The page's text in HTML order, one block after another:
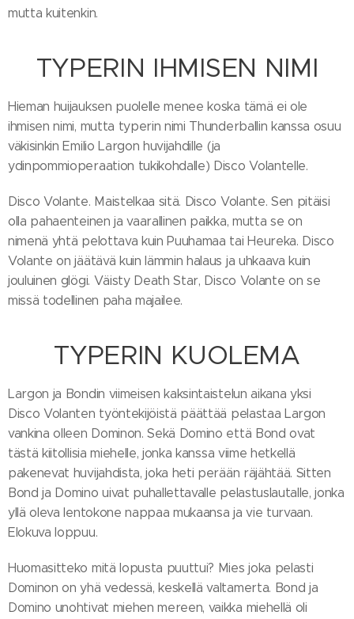
mutta kuitenkin.
TYPERIN IHMISEN NIMI
Hieman huijauksen puolelle menee koska tämä ei ole
ihmisen nimi, mutta typerin nimi Thunderballin kanssa osuu
väkisinkin Emilio Largon huvijahdille (ja
ydinpommioperaation tukikohdalle) Disco Volantelle.
Disco Volante. Maistelkaa sitä. Disco Volante. Sen pitäisi
olla pahaenteinen ja vaarallinen paikka, mutta se on
nimenä yhtä pelottava kuin Puuhamaa tai Heureka. Disco
Volante on jäätävä kuin lämmin halaus ja uhkaava kuin
jouluinen glögi. Väisty Death Star, Disco Volante on se
missä todellinen paha majailee.
TYPERIN KUOLEMA
Largon ja Bondin viimeisen kaksintaistelun aikana yksi
Disco Volanten työntekijöistä päättää pelastaa Largon
vankina olleen Dominon. Sekä Domino että Bond ovat
tästä kiitollisia miehelle, jonka kanssa viime hetkellä
pakenevat huvijahdista, joka heti perään räjähtää. Sitten
Bond ja Domino uivat puhallettavalle pelastuslautalle, jonka
yllä oleva lentokone nappaa mukaansa ja vie turvaan.
Elokuva loppuu.
Huomasitteko mitä lopusta puuttui? Mies joka pelasti
Dominon on yhä vedessä, keskellä valtamerta. Bond ja
Domino unohtivat miehen mereen, vaikka miehellä oli